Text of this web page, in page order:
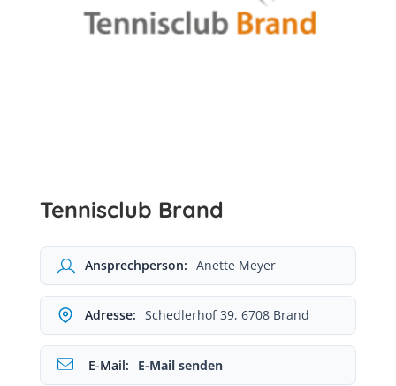
Tennisclub Brand
Ansprechperson: Anette Meyer
Adresse: Schedlerhof 39, 6708 Brand
E-Mail: E-Mail senden